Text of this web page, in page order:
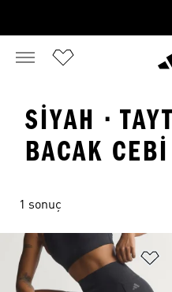
SIYAH ·
BACAK CEBI
1 sonuç